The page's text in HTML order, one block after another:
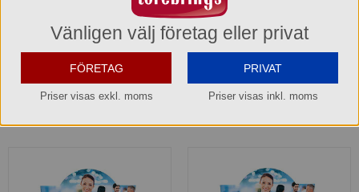
Visa maxläge 1 vara/rad
Visa standardlägeVisa standardläge 2 varor/rad
Vänligen välj företag eller privat
FÖRETAG
Priser visas exkl. moms
PRIVAT
Priser visas inkl. moms